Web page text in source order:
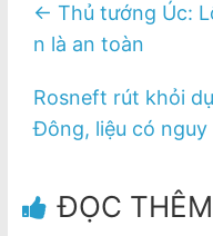
← Thủ tướng Úc:
n là an toàn
Rosneft rút khỏi
Đông, liệu có nguy
ĐỌC THÊM